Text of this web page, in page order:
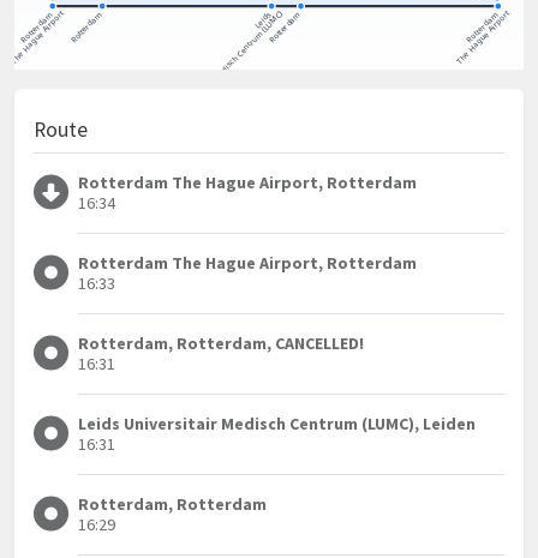
Route
Rotterdam The Hague Airport, Rotterdam
16:34
Rotterdam The Hague Airport, Rotterdam
16:33
Rotterdam, Rotterdam, CANCELLED!
16:31
Leids Universitair Medisch Centrum (LUMC), Leiden
16:31
Rotterdam, Rotterdam
16:29